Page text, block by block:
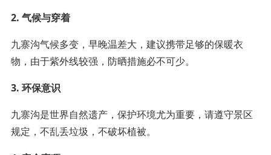
2. 气候与穿着
九寨沟气候多变，早晚温差大，建议携带足够的保暖衣
物，由于紫外线较强，防晒措施必不可少。
3. 环保意识
九寨沟是世界自然遗产，保护环境尤为重要，请遵守景区
规定，不乱丢垃圾，不破坏植被。